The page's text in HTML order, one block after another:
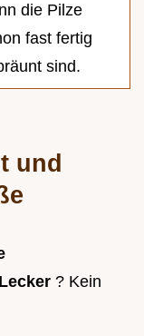
die Pilze
fast fertig
sind.
und
? Kein